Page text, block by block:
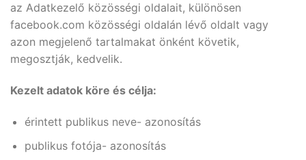
az Adatkezelő közösségi oldalait, különösen
facebook.com közösségi oldalán lévő oldalt vagy
azon megjelenő tartalmakat önként követik,
megosztják, kedvelik.
Kezelt adatok köre és célja:
érintett publikus neve- azonosítás
publikus fotója- azonosítás